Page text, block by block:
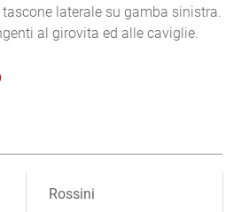
laterale su gamba sinistra.
al girovita ed alle caviglie.
Rossini